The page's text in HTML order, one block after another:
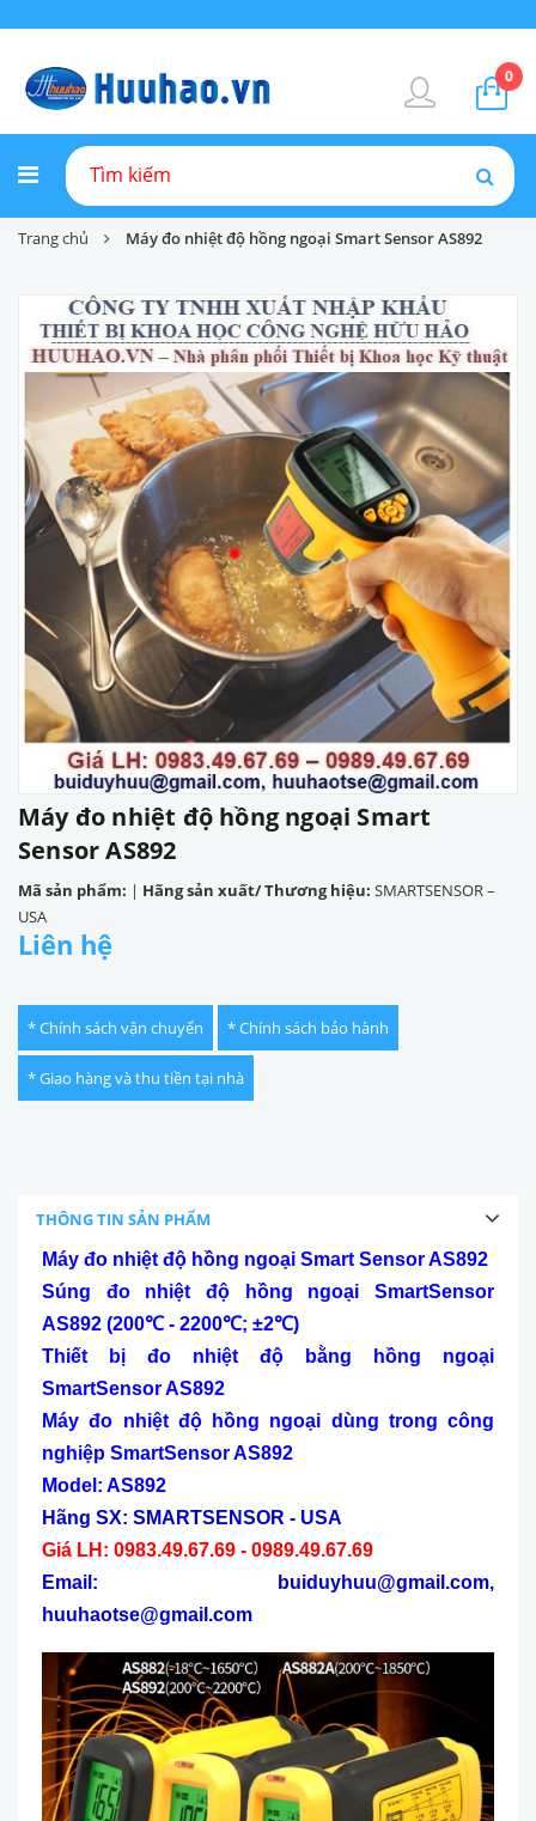
0
Trang chủ Máy đo nhiệt độ hồng ngoại Smart Sensor AS892
Máy đo nhiệt độ hồng ngoại Smart
Sensor AS892
Mã sản phẩm: | Hãng sản xuất/ Thương hiệu: SMARTSENSOR –
USA
Liên hệ
* Chính sách vận chuyển * Chính sách bảo hành
* Giao hàng và thu tiền tại nhà
THÔNG TIN SẢN PHẨM
Máy đo nhiệt độ hồng ngoại Smart Sensor AS892
Súng đo nhiệt độ hồng ngoại SmartSensor
AS892 (200℃- 2200℃; ±2℃)
Thiết bị đo nhiệt độ bằng hồng ngoại
SmartSensor AS892
Máy đo nhiệt độ hồng ngoại dùng trong công
nghiệp SmartSensor AS892
Model: AS892
Hãng SX: SMARTSENSOR - USA
Giá LH: 0983.49.67.69 - 0989.49.67.69
Email: buiduyhuu@gmail.com,
huuhaotse@gmail.com